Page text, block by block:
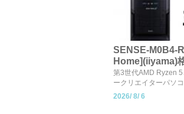
SENSE-M0B4-
Home](iiyama)
第3世代AMD Ryzen
ークリエイターパソ
2026/ 8/ 6